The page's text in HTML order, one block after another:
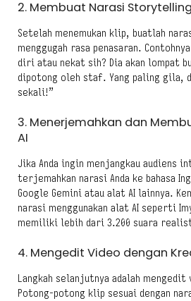
2. Membuat Narasi Storytelling
Setelah menemukan klip, buatlah
menggugah rasa penasaran.
diri atau nekat sih? Dia akan lompat
dipotong oleh staf. Yang paling gila,
sekali!”
3. Menerjemahkan dan
AI
Jika Anda ingin menjangkau audiens
terjemahkan narasi Anda ke bahasa
Google Gemini atau alat AI lainnya.
narasi menggunakan alat AI seperti
memiliki lebih dari 3.200 suara
4. Mengedit Video dengan
Langkah selanjutnya adalah
Potong-potong klip sesuai dengan